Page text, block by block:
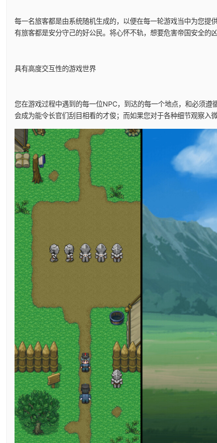
每一名旅客都是由系统随机生成的，以便在每一轮游戏当中为您
有旅客都是安分守己的好公民。将心怀不轨，想要危害帝国安全的
具有高度交互性的游戏世界
您在游戏过程中遇到的每一位NPC，到达的每一个地点，和必须
会成为能令长官们刮目相看的才俊；而如果您对于各种细节观察